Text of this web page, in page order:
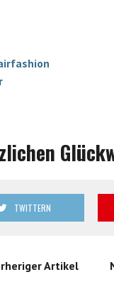
TWITTERN
Artikel